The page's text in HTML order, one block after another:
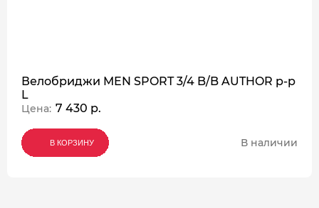
Велобриджи MEN SPORT 3/4 B/B AUTHOR р-р
L
Цена: 7 430 р.
В КОРЗИНУ
В КОРЗИНУ
В КОРЗИНУ В наличии